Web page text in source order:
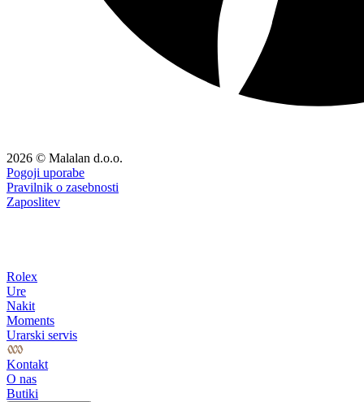
2026 © Malalan d.o.o.
Pogoji uporabe
Pravilnik o zasebnosti
Zaposlitev
Rolex
Ure
Nakit
Moments
Urarski servis
Kontakt
O nas
Butiki